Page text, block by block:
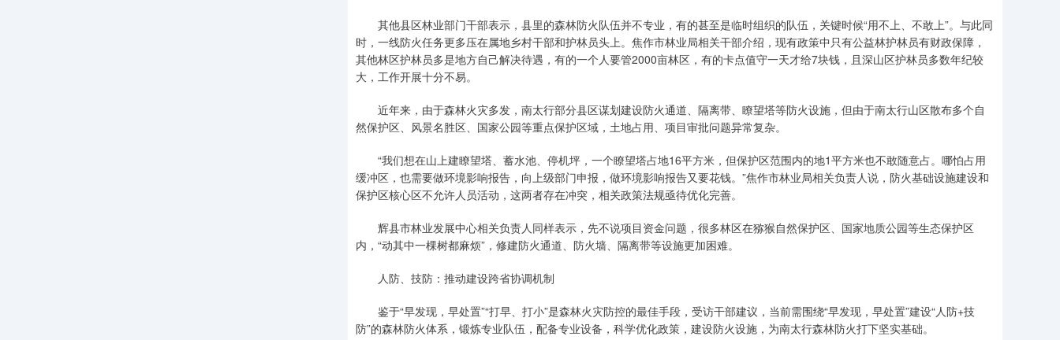
其他县区林业部门干部表示，县里的森林防火队伍并不专业，有的甚至是临时组织的队伍，关键时候“用不上、不敢上”。与此同
时，一线防火任务更多压在属地乡村干部和护林员头上。焦作市林业局相关干部介绍，现有政策中只有公益林护林员有财政保障，
其他林区护林员多是地方自己解决待遇，有的一个人要管2000亩林区，有的卡点值守一天才给7块钱，且深山区护林员多数年纪较
大，工作开展十分不易。
近年来，由于森林火灾多发，南太行部分县区谋划建设防火通道、隔离带、瞭望塔等防火设施，但由于南太行山区散布多个自
然保护区、风景名胜区、国家公园等重点保护区域，土地占用、项目审批问题异常复杂。
“我们想在山上建瞭望塔、蓄水池、停机坪，一个瞭望塔占地16平方米，但保护区范围内的地1平方米也不敢随意占。哪怕占用
缓冲区，也需要做环境影响报告，向上级部门申报，做环境影响报告又要花钱。”焦作市林业局相关负责人说，防火基础设施建设和
保护区核心区不允许人员活动，这两者存在冲突，相关政策法规亟待优化完善。
辉县市林业发展中心相关负责人同样表示，先不说项目资金问题，很多林区在猕猴自然保护区、国家地质公园等生态保护区
内，“动其中一棵树都麻烦”，修建防火通道、防火墙、隔离带等设施更加困难。
人防、技防：推动建设跨省协调机制
鉴于“早发现，早处置”“打早、打小”是森林火灾防控的最佳手段，受访干部建议，当前需围绕“早发现，早处置”建设“人防+技
防”的森林防火体系，锻炼专业队伍，配备专业设备，科学优化政策，建设防火设施，为南太行森林防火打下坚实基础。